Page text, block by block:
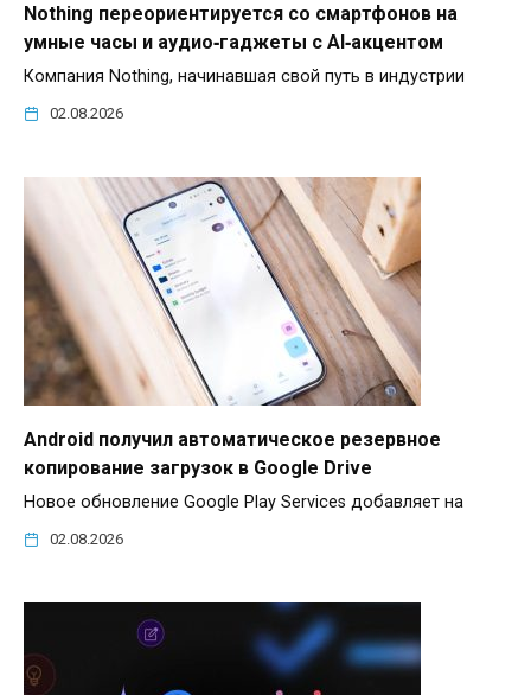
Nothing переориентируется со смартфонов на
умные часы и аудио‑гаджеты с AI‑акцентом
Компания Nothing, начинавшая свой путь в индустрии
02.08.2026
Android получил автоматическое резервное
копирование загрузок в Google Drive
Новое обновление Google Play Services добавляет на
02.08.2026